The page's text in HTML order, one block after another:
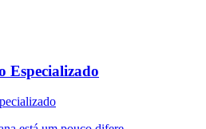
Especializado